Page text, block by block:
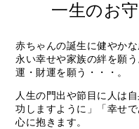
一生のお
赤ちゃんの誕生に健やか
永い幸せや家族の絆を願
運・財運を願う・・・。
人生の門出や節目に人は
功しますように」「幸せ
心に抱きます。